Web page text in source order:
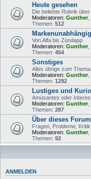
Heute gesehen
Die beliebte Rubrik
Moderatoren: Gunther,
Themen: 512
Von Alfa bis Zündapp
Moderatoren: Gunther,
Themen: 454
Sonstiges
Alles übrige zum Thema
Moderatoren: Gunther,
Themen: 1292
Lustiges und
Amüsantes oder
Moderatoren: Gunther,
Themen: 287
Über dieses Forum
Fragen, Probleme,
Moderatoren: Gunther,
Themen: 92
ANMELDEN